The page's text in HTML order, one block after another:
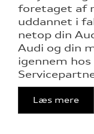
foretaget af
uddannet i
netop din
Audi og din
igennem
Læs mere